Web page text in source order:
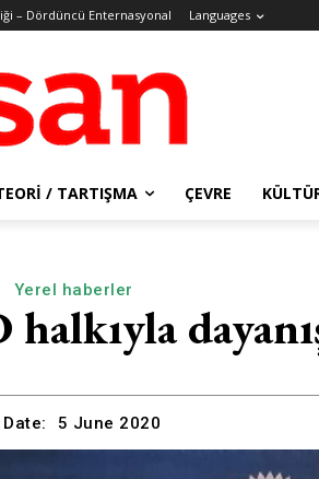
– Dördüncü Enternasyonal Languages
/ TARTIŞMA ÇEVRE
Yerel haberler
Date: 5 June 2020